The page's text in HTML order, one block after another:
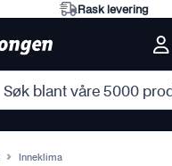
Rask levering
Inneklima